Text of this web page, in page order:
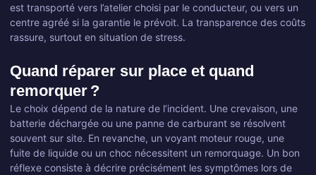
est transporté vers l’atelier choisi par le conducteur, ou vers un
centre agréé si la garantie le prévoit. La transparence des coûts
rassure, surtout en situation de stress.
Quand réparer sur place et quand
remorquer ?
Le choix dépend de la nature de l’incident. Une crevaison, une
batterie déchargée ou une panne de carburant se résolvent
souvent sur site. En revanche, un voyant moteur rouge, une
fuite de liquide ou un choc nécessitent un remorquage. Un bon
réflexe consiste à décrire précisément les symptômes lors de